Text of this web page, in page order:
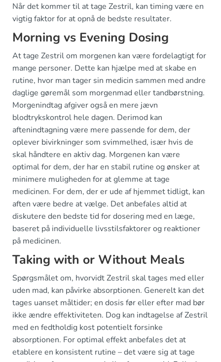
Når det kommer til at tage Zestril, kan timing være en
vigtig faktor for at opnå de bedste resultater.
Morning vs Evening Dosing
At tage Zestril om morgenen kan være fordelagtigt for
mange personer. Dette kan hjælpe med at skabe en
rutine, hvor man tager sin medicin sammen med andre
daglige gøremål som morgenmad eller tandbørstning.
Morgenindtag afgiver også en mere jævn
blodtrykskontrol hele dagen. Derimod kan
aftenindtagning være mere passende for dem, der
oplever bivirkninger som svimmelhed, især hvis de
skal håndtere en aktiv dag. Morgenen kan være
optimal for dem, der har en stabil rutine og ønsker at
minimere muligheden for at glemme at tage
medicinen. For dem, der er ude af hjemmet tidligt, kan
aften være bedre at vælge. Det anbefales altid at
diskutere den bedste tid for dosering med en læge,
baseret på individuelle livsstilsfaktorer og reaktioner
på medicinen.
Taking with or Without Meals
Spørgsmålet om, hvorvidt Zestril skal tages med eller
uden mad, kan påvirke absorptionen. Generelt kan det
tages uanset måltider; en dosis før eller efter mad bør
ikke ændre effektiviteten. Dog kan indtagelse af Zestril
med en fedtholdig kost potentielt forsinke
absorptionen. For optimal effekt anbefales det at
etablere en konsistent rutine – det være sig at tage